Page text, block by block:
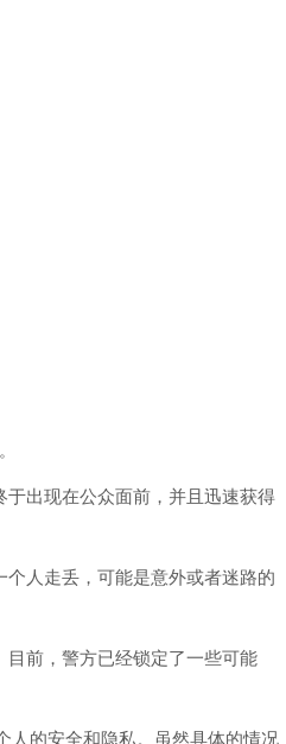
出现在公众面前，并且迅速获得
人走丢，可能是意外或者迷路的
前，警方已经锁定了一些可能
人的安全和隐私。虽然具体的情况